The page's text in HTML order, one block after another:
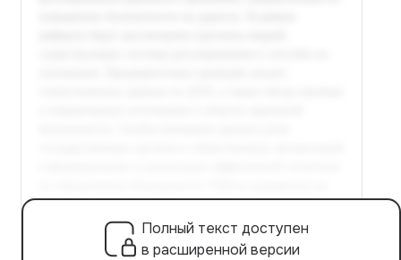
Полный текст доступен
в расширенной версии